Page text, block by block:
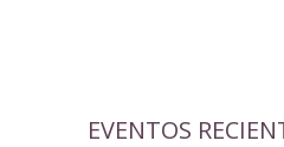
EVENTOS